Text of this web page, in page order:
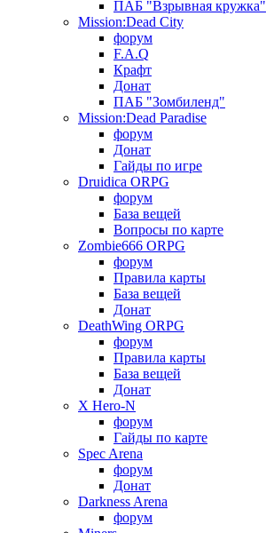
ПАБ "Взрывная кружка"
Mission:Dead City
форум
F.A.Q
Крафт
Донат
ПАБ "Зомбиленд"
Mission:Dead Paradise
форум
Донат
Гайды по игре
Druidica ORPG
форум
База вещей
Вопросы по карте
Zombie666 ORPG
форум
Правила карты
База вещей
Донат
DeathWing ORPG
форум
Правила карты
База вещей
Донат
X Hero-N
форум
Гайды по карте
Spec Arena
форум
Донат
Darkness Arena
форум